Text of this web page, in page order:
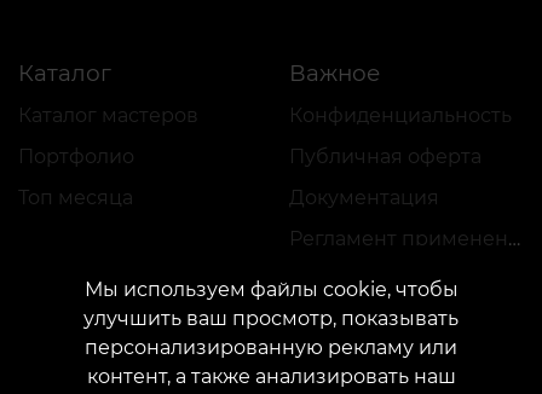
Каталог
Каталог мастеров
Портфолио
Топ месяца
Важное
Конфиденциальность
Публичная оферта
Документация
Регламент применения акций
Мы используем файлы cookie, чтобы
улучшить ваш просмотр, показывать
персонализированную рекламу или
контент, а также анализировать наш